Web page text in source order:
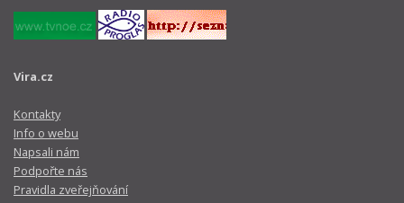
Vira.cz
Kontakty
Info o webu
Napsali nám
Podpořte nás
Pravidla zveřejňování